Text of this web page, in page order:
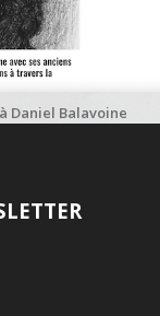
Daniel Balavoine